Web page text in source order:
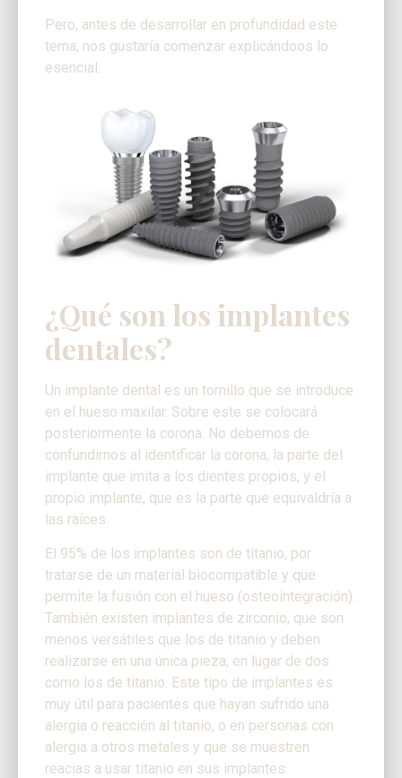
Pero, antes de desarrollar en profundidad este
tema, nos gustaría comenzar explicándoos lo
esencial.
¿Qué son los implantes
dentales?
Un implante dental es un tornillo que se introduce
en el hueso maxilar. Sobre este se colocará
posteriormente la corona. No debemos de
confundirnos al identificar la corona, la parte del
implante que imita a los dientes propios, y el
propio implante, que es la parte que equivaldría a
las raíces.
El 95% de los implantes son de titanio, por
tratarse de un material biocompatible y que
permite la fusión con el hueso (osteointegración).
También existen implantes de zirconio, que son
menos versátiles que los de titanio y deben
realizarse en una única pieza, en lugar de dos
como los de titanio. Este tipo de implantes es
muy útil para pacientes que hayan sufrido una
alergia o reacción al titanio, o en personas con
alergia a otros metales y que se muestren
reacias a usar titanio en sus implantes.